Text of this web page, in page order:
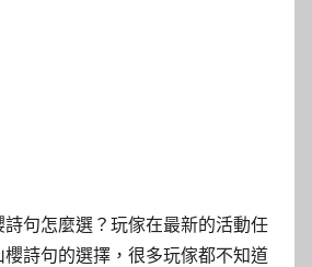
詩句怎麼選？玩傢在最新的活動任
詩句的選擇，很多玩傢都不知道